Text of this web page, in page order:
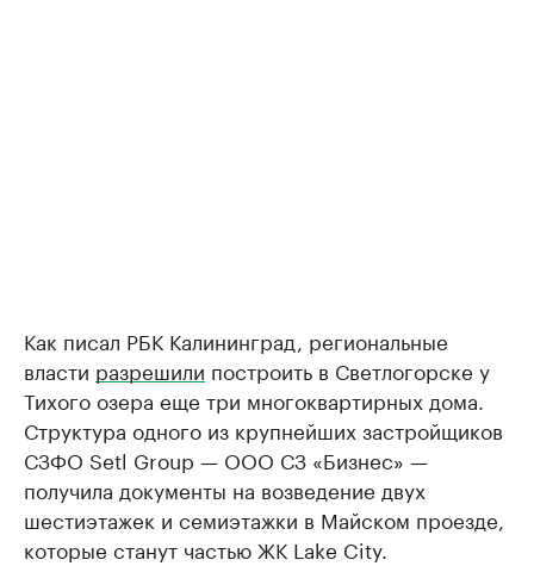
Как писал РБК Калининград, региональные
власти разрешили построить в Светлогорске у
Тихого озера еще три многоквартирных дома.
Структура одного из крупнейших застройщиков
СЗФО Setl Group — ООО СЗ «Бизнес» —
получила документы на возведение двух
шестиэтажек и семиэтажки в Майском проезде,
которые станут частью ЖК Lake City.